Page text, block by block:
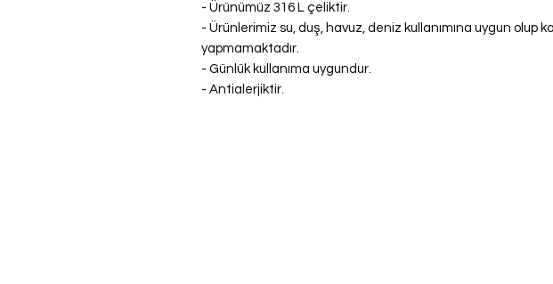
- Ürünümüz 316 L çeliktir.
- Ürünlerimiz su, duş, havuz, deniz kullanımına uygun olup
yapmamaktadır.
- Günlük kullanıma uygundur.
- Antialerjiktir.